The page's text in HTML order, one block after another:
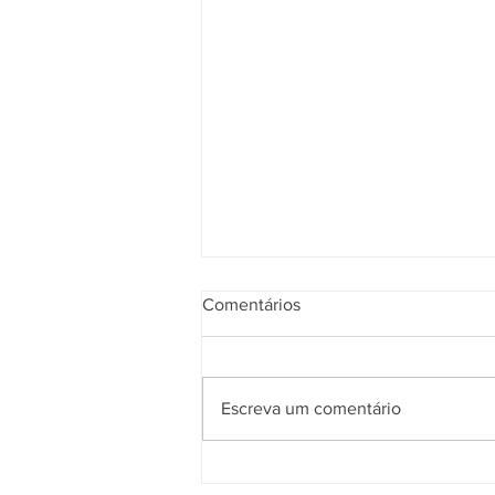
Comentários
Escreva um comentário